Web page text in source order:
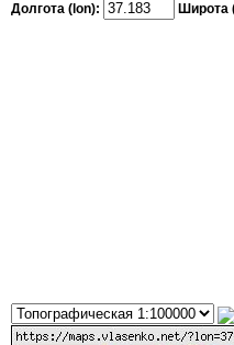
Долгота (lon): Широта